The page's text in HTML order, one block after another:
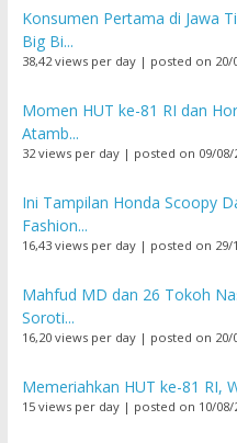
Konsumen Pertama di Jawa
Big Bi...
38,42 views per day| posted on 20/
Momen HUT ke-81 RI dan
Atamb...
32 views per day| posted on 09/08/
Ini Tampilan Honda Scoopy
Fashion...
16,43 views per day| posted on 29/
Mahfud MD dan 26 Tokoh
Soroti...
16,20 views per day| posted on 20/
Memeriahkan HUT ke-81 RI,
15 views per day| posted on 10/08/